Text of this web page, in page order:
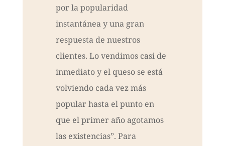
por la popularidad
instantánea y una gran
respuesta de nuestros
clientes. Lo vendimos casi de
inmediato y el queso se está
volviendo cada vez más
popular hasta el punto en
que el primer año agotamos
las existencias”. Para